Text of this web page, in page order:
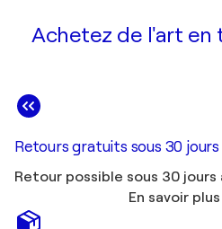
Achetez de l'art
Retours gratuits sous 30 jours
Retour possible sous 30 jours
En savoir plus